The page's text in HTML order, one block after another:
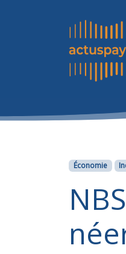
Catégories
Économie